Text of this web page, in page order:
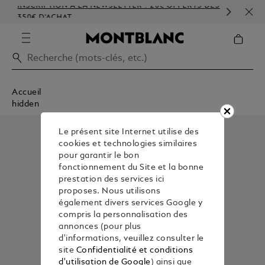
INSCRIPTION À LA NEWSLETTER : 20€ OFFERTS DÈS
350€ D'ACHAT
Accueil
hidden
Le présent site Internet utilise des
cookies et technologies similaires
pour garantir le bon
fonctionnement du Site et la bonne
prestation des services ici
proposes. Nous utilisons
également divers services Google y
compris la personnalisation des
annonces (pour plus
d'informations, veuillez consulter le
site Confidentialité et conditions
d'utilisation de Google) ainsi que